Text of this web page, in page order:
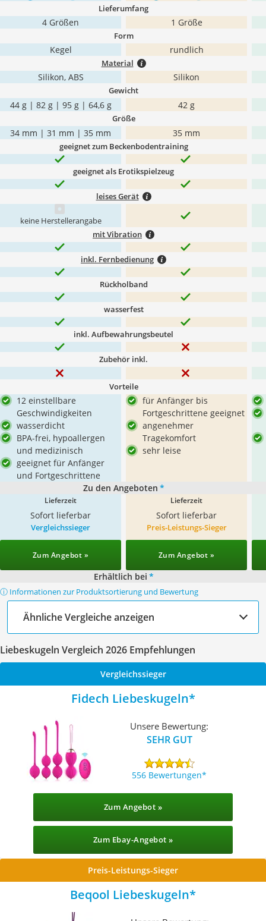
Lieferumfang
4 Größen 1 Größe
Form
Kegel rundlich
Material
Silikon, ABS Silikon
Gewicht
44 g | 82 g | 95 g | 64,6 g 42 g
Größe
34 mm | 31 mm | 35 mm 35 mm
geeignet zum Beckenbodentraining
geeignet als Erotikspielzeug
leises Gerät
keine Herstellerangabe
mit Vibration
inkl. Fernbedienung
Rückholband
wasserfest
inkl. Aufbewahrungsbeutel
Zubehör inkl.
Vorteile
12 einstellbare
Geschwindigkeiten
wasserdicht
BPA-frei, hypoallergen
und medizinisch
geeignet für Anfänger
und Fortgeschrittene
für Anfänger bis
Fortgeschrittene geeignet
angenehmer
Tragekomfort
sehr leise
Zu den Angeboten *
Lieferzeit
Sofort lieferbar
Lieferzeit
Sofort lieferbar
Vergleichssieger
Zum Angebot »
Preis-Leistungs-Sieger
Zum Angebot »
Erhältlich bei *
ⓘ Informationen zur Produktsortierung und Bewertung
Ähnliche Vergleiche anzeigen
Liebeskugeln Vergleich 2026 Empfehlungen
Vergleichssieger
Fidech Liebeskugeln
Unsere Bewertung:
SEHR GUT
556 Bewertungen
Zum Angebot »
Zum Ebay-Angebot »
Preis-Leistungs-Sieger
Beqool Liebeskugeln